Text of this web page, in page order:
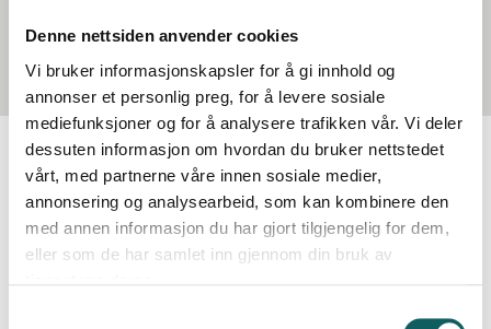
Denne nettsiden anvender cookies
Vi bruker informasjonskapsler for å gi innhold og
annonser et personlig preg, for å levere sosiale
mediefunksjoner og for å analysere trafikken vår. Vi deler
dessuten informasjon om hvordan du bruker nettstedet
vårt, med partnerne våre innen sosiale medier,
annonsering og analysearbeid, som kan kombinere den
med annen informasjon du har gjort tilgjengelig for dem,
eller som de har samlet inn gjennom din bruk av